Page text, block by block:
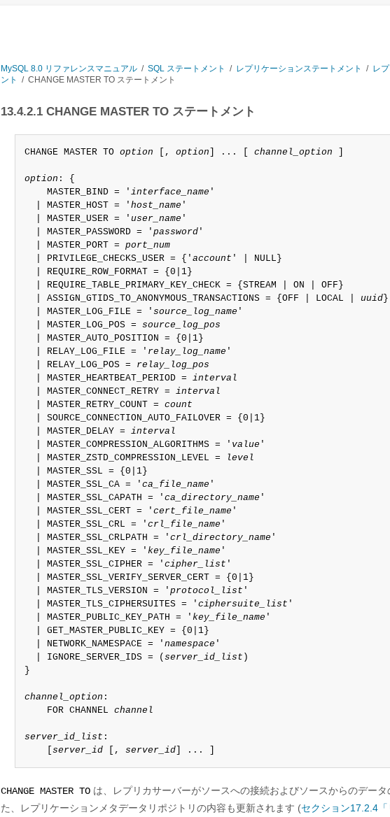
MySQL 8.0 リファレンスマニュアル / SQL ステートメント / レプリケーションステートメント / レ
ント
/ CHANGE MASTER TO ステートメント
13.4.2.1 CHANGE MASTER TO ステートメント
CHANGE MASTER TO option [, option ] ... [ channel_option
option : {
    MASTER_BIND = '
interface_name '
  | MASTER_HOST = '
host_name '
  | MASTER_USER = '
user_name '
  | MASTER_PASSWORD = '
password'
  | MASTER_PORT =
port_num
  | PRIVILEGE_CHECKS_USER = {'
account ' | NULL}
  | REQUIRE_ROW_FORMAT = {0|1}
  | REQUIRE_TABLE_PRIMARY_KEY_CHECK = {STREAM | ON | OFF}
  | ASSIGN_GTIDS_TO_ANONYMOUS_TRANSACTIONS = {OFF | LOCAL |
uuid}
  | MASTER_LOG_FILE = '
source_log_name '
  | MASTER_LOG_POS =
source_log_pos
  | MASTER_AUTO_POSITION = {0|1}
  | RELAY_LOG_FILE = '
relay_log_name '
  | RELAY_LOG_POS =
relay_log_pos
  | MASTER_HEARTBEAT_PERIOD =
interval
  | MASTER_CONNECT_RETRY =
interval
  | MASTER_RETRY_COUNT =
count
  | SOURCE_CONNECTION_AUTO_FAILOVER = {0|1}
  | MASTER_DELAY =
interval
  | MASTER_COMPRESSION_ALGORITHMS = '
value '
  | MASTER_ZSTD_COMPRESSION_LEVEL =
level
  | MASTER_SSL = {0|1}
  | MASTER_SSL_CA = '
ca_file_name '
  | MASTER_SSL_CAPATH = '
ca_directory_name '
  | MASTER_SSL_CERT = '
cert_file_name '
  | MASTER_SSL_CRL = '
crl_file_name '
  | MASTER_SSL_CRLPATH = '
crl_directory_name '
  | MASTER_SSL_KEY = '
key_file_name '
  | MASTER_SSL_CIPHER = '
cipher_list '
  | MASTER_SSL_VERIFY_SERVER_CERT = {0|1}
  | MASTER_TLS_VERSION = '
protocol_list '
  | MASTER_TLS_CIPHERSUITES = '
ciphersuite_list '
  | MASTER_PUBLIC_KEY_PATH = '
key_file_name '
  | GET_MASTER_PUBLIC_KEY = {0|1}
  | NETWORK_NAMESPACE = '
namespace '
  | IGNORE_SERVER_IDS = (
server_id_list )
}
channel_option :
    FOR CHANNEL
channel
server_id_list :
server_id [, server_id] ... ]
CHANGE MASTER TO は、レプリカサーバーがソースへの接続およびソースからのデー
た、レプリケーションメタデータリポジトリの内容も更新されます (セクション17.2.4